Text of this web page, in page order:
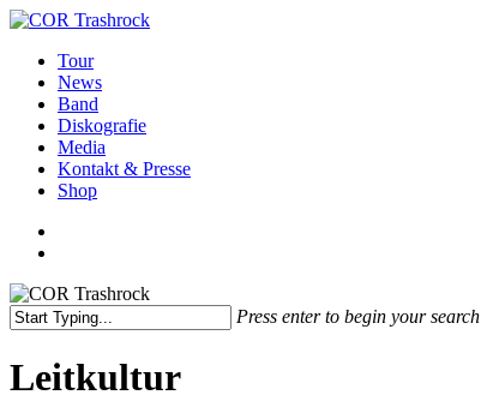
Skip
main
content
search
Menu
Tour
News
Band
Diskografie
Media
Kontakt & Presse
Shop
Press enter to begin your search
Search
Leitkultur